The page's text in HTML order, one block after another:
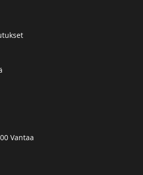
Vantaa